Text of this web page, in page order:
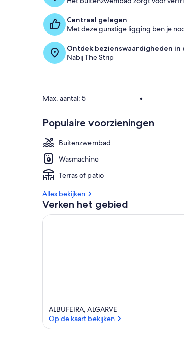
Centraal gelegen
Met deze gunstige ligging ben je
Ontdek bezienswaardigheden in
Nabij The Strip
Max. aantal: 5 •
Populaire voorzieningen
Buitenzwembad
Wasmachine
Terras of patio
Alles bekijken
Verken het gebied
ALBUFEIRA, ALGARVE
Op de kaart bekijken